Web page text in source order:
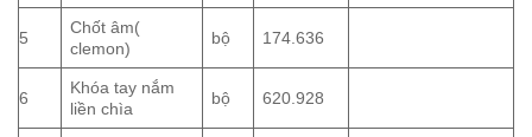
5
Chốt âm(
clemon)
bộ 174.636
6
Khóa tay nắm
liền chìa
bộ 620.928